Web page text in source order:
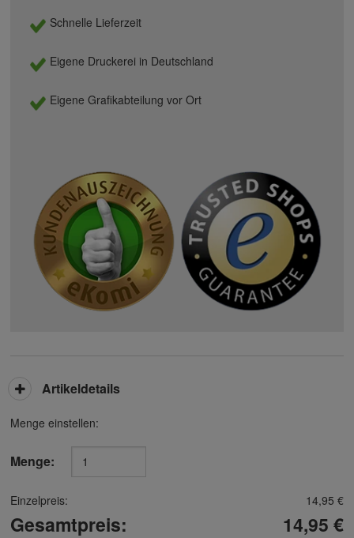
Menge einstellen:
Menge:
Einzelpreis: 14,95 €
Gesamtpreis: 14,95 €
Schnelle Lieferzeit
Eigene Druckerei in Deutschland
Eigene Grafikabteilung vor Ort
Artikeldetails